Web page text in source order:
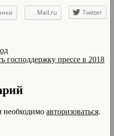
Mail.ru
Twitter
господдержку прессе в 2018
необходимо авторизоваться.